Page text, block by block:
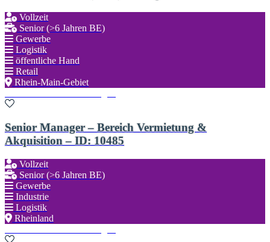
Vollzeit
Senior (>6 Jahren BE)
Gewerbe
Logistik
öffentliche Hand
Retail
Rhein-Main-Gebiet
Senior Manager – Bereich Vermietung &
Akquisition – ID: 10485
Vollzeit
Senior (>6 Jahren BE)
Gewerbe
Industrie
Logistik
Rheinland